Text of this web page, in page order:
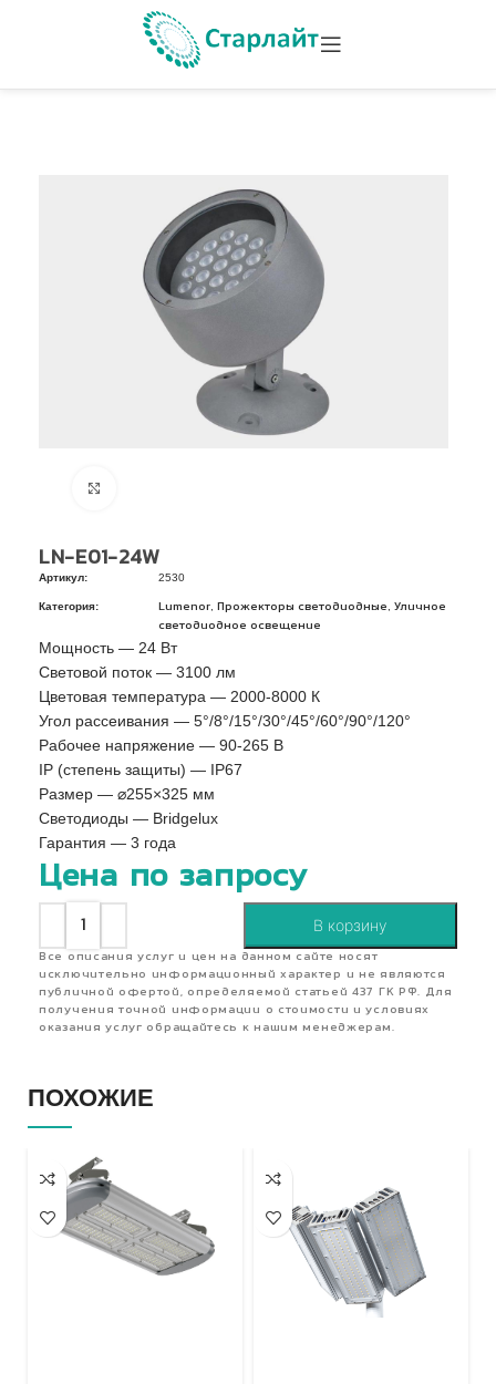
LN-E01-24W
Артикул: 2530
Категория: Lumenor Прожекторы светодиодные
Уличное
светодиодное освещение
Мощность — 24 Вт
Световой поток — 3100 лм
Цветовая температура — 2000-8000 К
Угол рассеивания — 5°/8°/15°/30°/45°/60°/90°/120°
Рабочее напряжение — 90-265 В
IP (степень защиты) — IP67
Pазмер — ⌀255×325 мм
Светодиоды — Bridgelux
Гарантия — 3 года
Цена по запросу
В корзину
Все описания услуг и цен на данном сайте носят
исключительно информационный характер и не являются
публичной офертой, определяемой статьей 437 ГК РФ. Для
получения точной информации о стоимости и условиях
оказания услуг обращайтесь к нашим менеджерам.
ПОХОЖИЕ